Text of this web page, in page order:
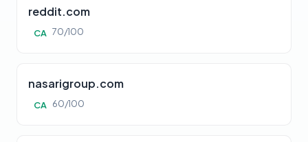
reddit.com
CA 70/100
nasarigroup.com
CA 60/100